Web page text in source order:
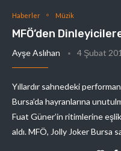
Haberler Müzik
MFÖ’den
Ayşe Aslıhan 4 Şubat
Yıllardır sahnedeki
Bursa’da hayranlarına
Fuat Güner’in ritimlerine
aldı. MFÖ, Jolly Joker Bursa